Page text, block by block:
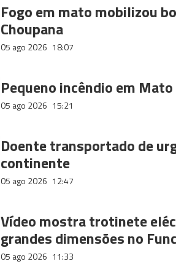
Fogo em mato mobilizou
Choupana
05 ago 2026 18:07
Pequeno incêndio em
05 ago 2026 15:21
Doente transportado de
continente
05 ago 2026 12:47
Vídeo mostra trotinete
grandes dimensões no
05 ago 2026 11:33